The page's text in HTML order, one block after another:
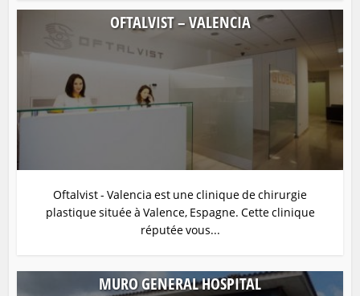
OFTALVIST – VALENCIA
Oftalvist - Valencia est une clinique de chirurgie
plastique située à Valence, Espagne. Cette clinique
réputée vous...
MURO GENERAL HOSPITAL